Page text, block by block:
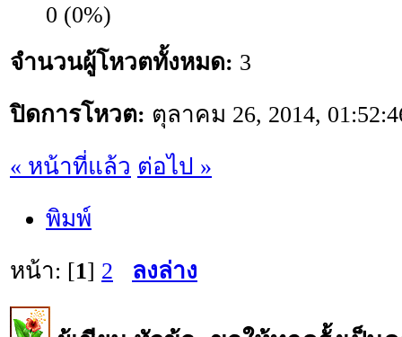
0 (0%)
จำนวนผู้โหวตทั้งหมด: 3
ปิดการโหวต: ตุลาคม 26, 2014,
« หน้าที่แล้ว ต่อไป »
พิมพ์
หน้า: [1] 2 ลงล่าง